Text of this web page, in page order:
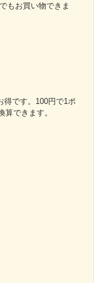
もお買い物できま
得です。100円で1ポ
算できます。